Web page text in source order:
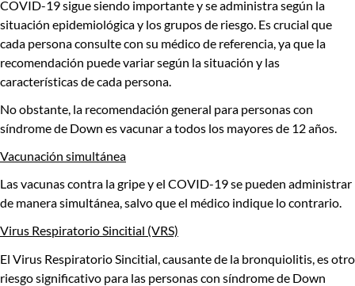
COVID-19 sigue siendo importante y se administra según la
situación epidemiológica y los grupos de riesgo. Es crucial que
cada persona consulte con su médico de referencia , ya que la
recomendación puede variar según la situación y las
características de cada persona.
No obstante, la recomendación general para personas con
síndrome de Down es vacunar a todos los mayores de 12 años.
Vacunación simultánea
Las vacunas contra la gripe y el COVID-19se pueden administrar
de manera simultánea,salvo que el médico indique lo contrario.
Virus Respiratorio Sincitial (VRS)
El Virus Respiratorio Sincitial, causante de la bronquiolitis, es otro
riesgo significativo para las personas con síndrome de Down